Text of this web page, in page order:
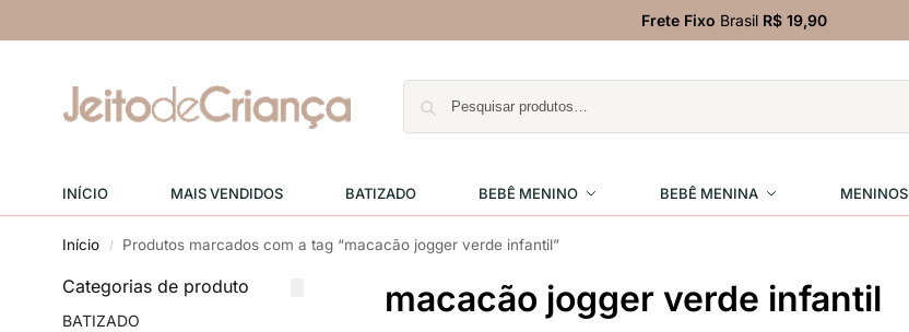
Frete Fixo Brasil R$ 19,90
INÍCIO MAIS VENDIDOS BATIZADO BEBÊ MENINO BEBÊ MENINA MENINOS
Início / Produtos marcados com a tag “macacão jogger verde infantil”
macacão jogger verde infantil
Categorias de produto
BATIZADO